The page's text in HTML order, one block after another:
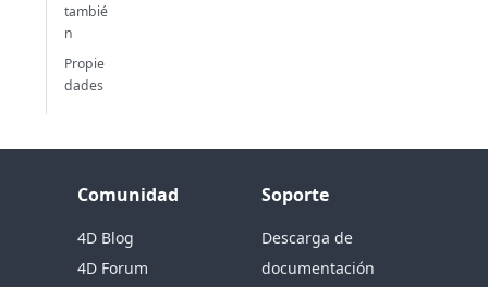
tambié
n
Propie
dades
Comunidad
4D Blog
4D Forum
Soporte
Descarga de
documentación